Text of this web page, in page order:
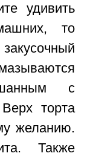
удивить
то
с
торта
желанию.
Также